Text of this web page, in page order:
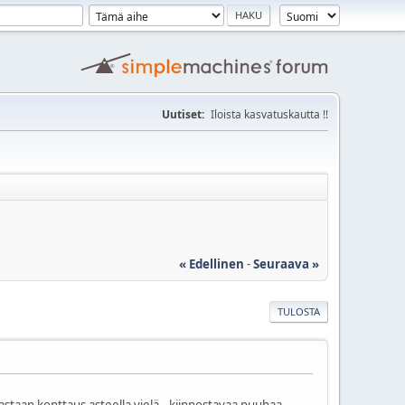
Uutiset: Iloista kasvatuskautta !!
« Edellinen -Seuraava »
TULOSTA